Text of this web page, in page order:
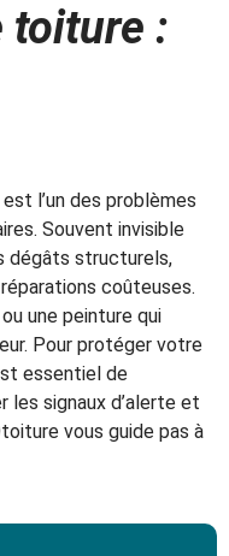
toiture :
l’un des problèmes
Souvent invisible
dégâts structurels,
coûteuses.
une peinture qui
Pour protéger votre
essentiel de
les signaux d’alerte et
vous guide pas à